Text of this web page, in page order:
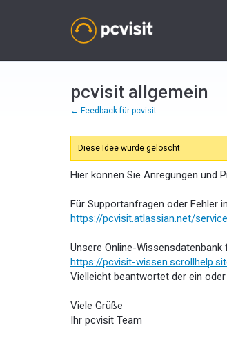
pcvisit allgemein
← Feedback für pcvisit
Diese Idee wurde gelöscht
Hier können Sie Anregungen und
Für Supportanfragen oder Fehler
https://pcvisit.atlassian.net/
Unsere Online-Wissensdatenbank
https://pcvisit-
Vielleicht beantwortet der ein
Viele Grüße
Ihr pcvisit Team